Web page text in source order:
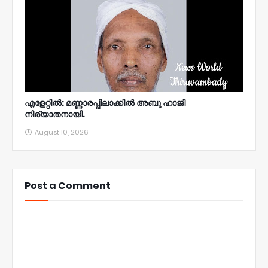
എളേറ്റിൽ: മണ്ണാരപ്പിലാക്കിൽ അബു ഹാജി
നിര്യാതനായി.
August 10, 2026
Post a Comment